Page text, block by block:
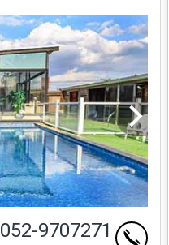
052-9707271